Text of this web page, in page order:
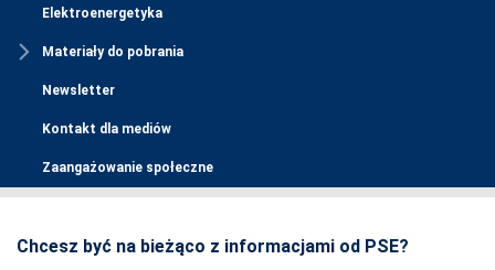
Elektroenergetyka
Materiały do pobrania
Newsletter
Kontakt dla mediów
Zaangażowanie społeczne
Chcesz być na bieżąco z informacjami od PSE?